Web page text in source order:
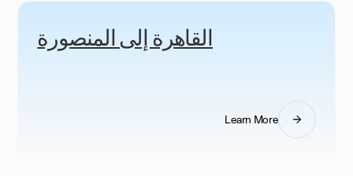
القاهرة إلى المنصورة
Learn More